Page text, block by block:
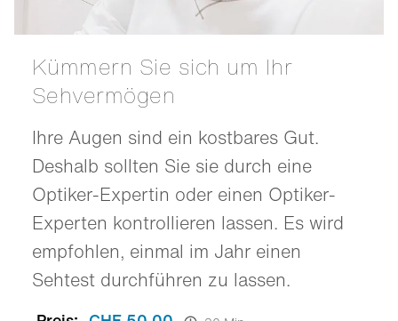
Kümmern Sie sich um Ihr
Sehvermögen
Ihre Augen sind ein kostbares Gut.
Deshalb sollten Sie sie durch eine
Optiker-Expertin oder einen Optiker-
Experten kontrollieren lassen. Es wird
empfohlen, einmal im Jahr einen
Sehtest durchführen zu lassen.